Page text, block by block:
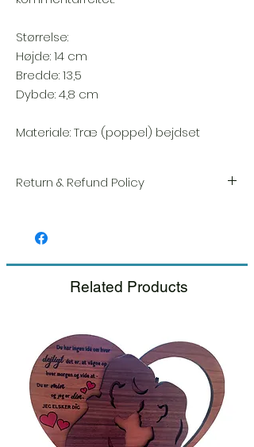
Størrelse:
Højde: 14 cm
Bredde: 13,5
Dybde: 4,8 cm
Materiale: Træ (poppel) bejdset
Return & Refund Policy
vores højeste prioritet, og vi inspicerer altid
Hvis du bemærker nogen skade, når du
billede, så sørger vi for en hurtig
udskiftning.Se venligst vores retur- og
tilbagebetalingspolitik.
Related Products